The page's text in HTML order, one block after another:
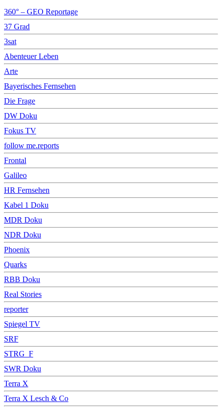
360° – GEO Reportage
37 Grad
3sat
Abenteuer Leben
Arte
Bayerisches Fernsehen
Die Frage
DW Doku
Fokus TV
follow me.reports
Frontal
Galileo
HR Fernsehen
Kabel 1 Doku
MDR Doku
NDR Doku
Phoenix
Quarks
RBB Doku
Real Stories
reporter
Spiegel TV
SRF
STRG_F
SWR Doku
Terra X
Terra X Lesch & Co